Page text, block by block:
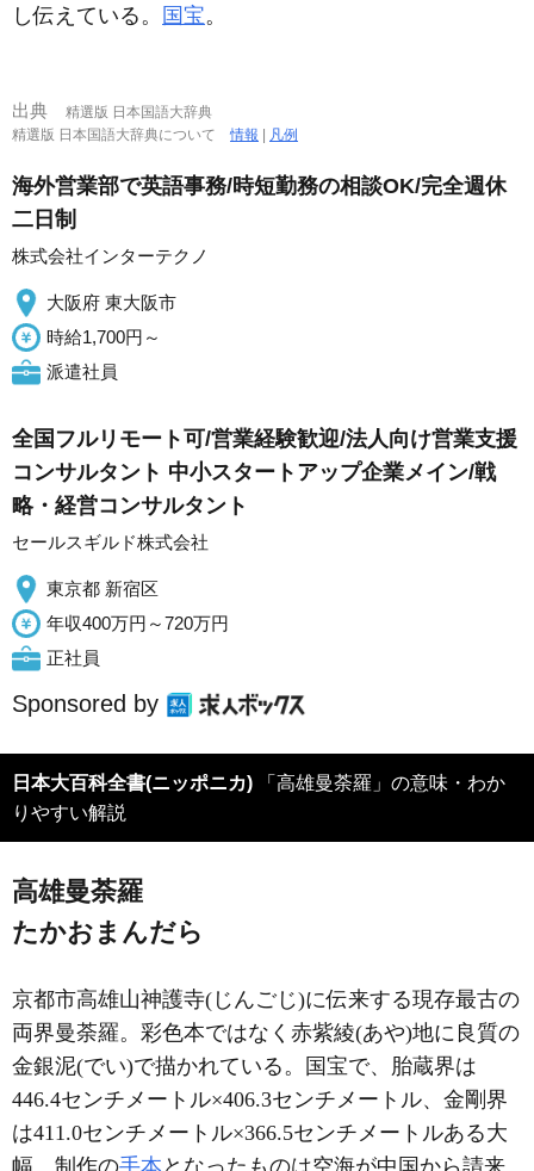
し伝えている。
国宝。
出典
精選版 日本国語大辞典
精選版 日本国語大辞典について情報 凡例
海外営業部で英語事務/時短勤務の相談OK/完全週休
二日制
株式会社インターテクノ
大阪府 東大阪市
時給1,700円～
派遣社員
全国フルリモート可/営業経験歓迎/法人向け営業支援
コンサルタント 中小スタートアップ企業メイン/戦
略・経営コンサルタント
セールスギルド株式会社
東京都 新宿区
年収400万円～720万円
正社員
Sponsored by
日本大百科全書(ニッポニカ)
りやすい解説
高雄曼荼羅
たかおまんだら
京都市高雄山神護寺(じんごじ)に伝来する現存最古の
両界曼荼羅。彩色本ではなく赤紫綾(あや)地に良質の
金銀泥(でい)で描かれている。国宝で、胎蔵界は
446.4センチメートル×406.3センチメートル、金剛界
は411.0センチメートル×366.5センチメートルある大
幅。制作の手本 となったものは空海が中国から請来